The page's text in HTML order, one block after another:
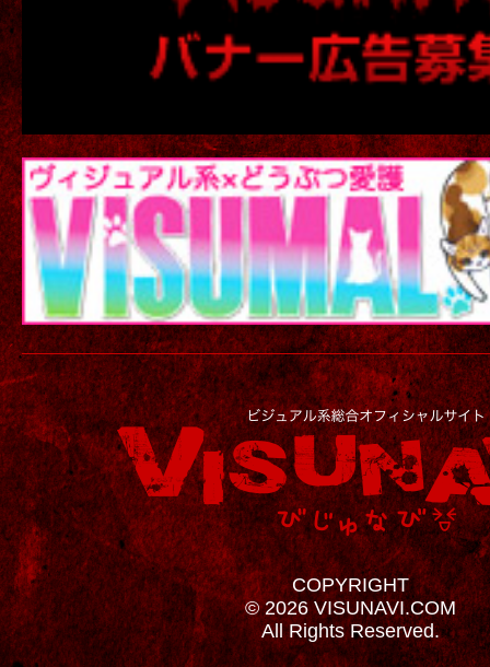
COPYRIGHT
© 2026 VISUNAVI.COM
All Rights Reserved.